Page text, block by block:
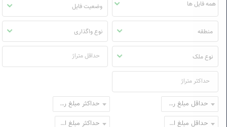
وضعیت فایل
منطقه نوع واگذاری
نوع ملک
حداقل مبلغ رهن
حداکثر مبلغ رهن
حداقل مبلغ اجاره
حداکثر مبلغ اجاره